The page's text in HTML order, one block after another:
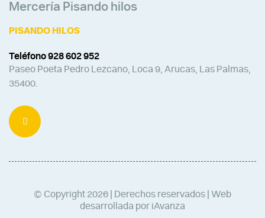
Mercería Pisando hilos
PISANDO HILOS
Teléfono 928 602 952
Paseo Poeta Pedro Lezcano, Loca 9, Arucas, Las Palmas,
35400.
© Copyright 2026 | Derechos reservados | Web
desarrollada por iAvanza